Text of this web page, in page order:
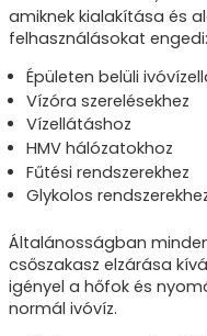
amiknek kialakítása és
felhasználásokat engedi:
Épületen belüli
Vízóra szerelésekhez
Vízellátáshoz
HMV hálózatokhoz
Fűtési rendszerekhez
Glykolos
Általánosságban
csőszakasz elzárása
igényel a hőfok és
normál ivóvíz.